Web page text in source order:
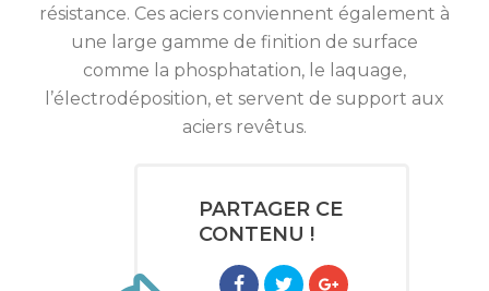
résistance. Ces aciers conviennent également à
une large gamme de finition de surface
comme la phosphatation, le laquage,
l’électrodéposition, et servent de support aux
aciers revêtus.
PARTAGER CE
CONTENU !